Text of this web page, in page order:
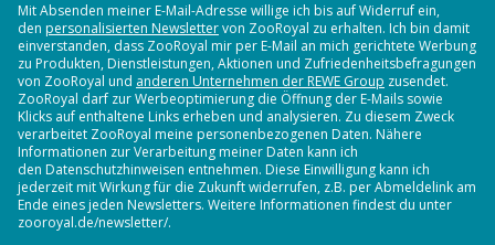
Mit Absenden meiner E-Mail-Adresse willige ich bis auf Widerruf ein,
den personalisierten Newslettervon ZooRoyal zu erhalten. Ich bin damit
einverstanden, dass ZooRoyal mir per E-Mail an mich gerichtete Werbung
zu Produkten, Dienstleistungen, Aktionen und Zufriedenheitsbefragungen
von ZooRoyal und anderen Unternehmen der REWE Group zusendet.
ZooRoyal darf zur Werbeoptimierung die Öffnung der E-Mails sowie
Klicks auf enthaltene Links erheben und analysieren. Zu diesem Zweck
verarbeitet ZooRoyal meine personenbezogenen Daten. Nähere
Informationen zur Verarbeitung meiner Daten kann ich
den Datenschutzhinweisen entnehmen. Diese Einwilligung kann ich
jederzeit mit Wirkung für die Zukunft widerrufen, z.B. per Abmeldelink am
Ende eines jeden Newsletters. Weitere Informationen findest du unter
zooroyal.de/newsletter/.